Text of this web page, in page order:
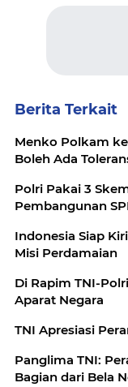
Berita Terkait
Menko Polkam
Boleh Ada
Polri Pakai 3
Pembangunan
Indonesia Siap
Misi Perdamaian
Di Rapim TNI-
Aparat Negara
TNI Apresiasi
Panglima TNI:
Bagian dari Bela